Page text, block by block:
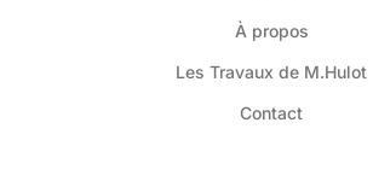
À propos
Les Travaux de M.Hulot
Contact